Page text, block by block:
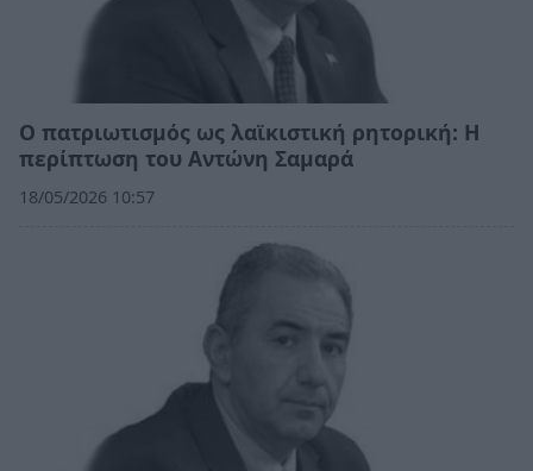
Ο πατριωτισμός ως λαϊκιστική ρητορική: Η
περίπτωση του Αντώνη Σαμαρά
18/05/2026 10:57